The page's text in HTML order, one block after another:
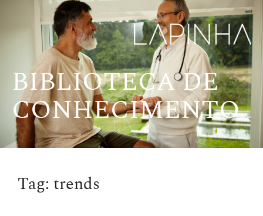
BIBLIOTECA DE
CONHECIMENTO
Tag: trends